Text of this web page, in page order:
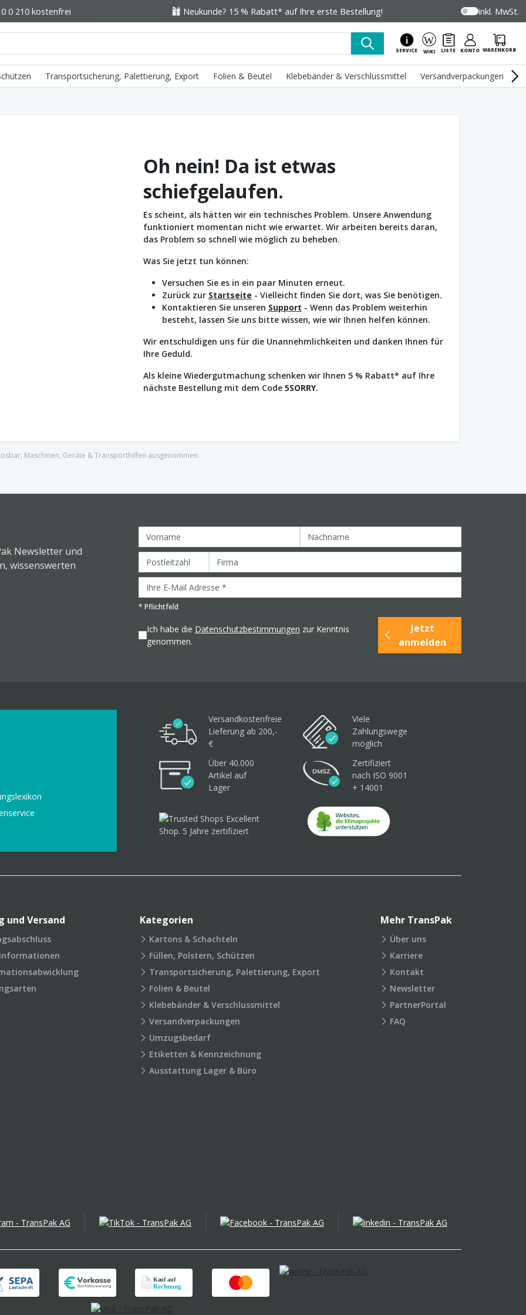
0 210 kostenfrei Neukunde? 15 % Rabatt* auf Ihre erste Bestellung! inkl. MwSt.
SERVICE WIKI LISTE KONTO WARENKORB
Transportsicherung, Palettierung, Export Folien & Beutel Klebebänder & Verschlussmittel Versandverpackungen
Oh nein! Da ist etwas
schiefgelaufen.
Es scheint, als hätten wir ein technisches Problem. Unsere Anwendung
funktioniert momentan nicht wie erwartet. Wir arbeiten bereits daran,
das Problem so schnell wie möglich zu beheben.
Was Sie jetzt tun können:
Versuchen Sie es in ein paar Minuten erneut.
Zurück zur Startseite - Vielleicht finden Sie dort, was Sie benötigen.
Kontaktieren Sie unseren Support - Wenn das Problem weiterhin
besteht, lassen Sie uns bitte wissen, wie wir Ihnen helfen können.
Wir entschuldigen uns für die Unannehmlichkeiten und danken Ihnen für
Ihre Geduld.
Als kleine Wiedergutmachung schenken wir Ihnen 5 % Rabatt* auf Ihre
nächste Bestellung mit dem Code 5SORRY.
Maschinen, Geräte & Transporthilfen ausgenommen.
Newsletter und
wissenswerten
* Pflichtfeld
Ich habe die Datenschutzbestimmungen zur Kenntnis
genommen.
Jetzt
anmelden
Versandkostenfreie
Lieferung ab 200,-
€
Viele
Zahlungswege
möglich
Über 40.000
Artikel auf
Lager
Zertifiziert
nach ISO 9001
+ 14001
und Versand Kategorien
Kartons & Schachteln
Füllen, Polstern, Schützen
Transportsicherung, Palettierung, Export
Folien & Beutel
Klebebänder & Verschlussmittel
Versandverpackungen
Umzugsbedarf
Etiketten & Kennzeichnung
Ausstattung Lager & Büro
Mehr TransPak
Über uns
Karriere
Kontakt
Newsletter
PartnerPortal
FAQ